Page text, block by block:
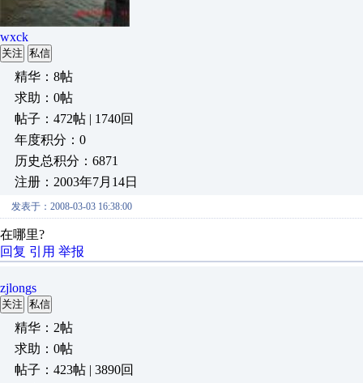
wxck
关注 私信
精华：8帖
求助：0帖
帖子：472帖 | 1740回
年度积分：0
历史总积分：6871
注册：2003年7月14日
发表于：2008-03-03 16:38:00
在哪里?
回复 引用 举报
zjlongs
关注 私信
精华：2帖
求助：0帖
帖子：423帖 | 3890回